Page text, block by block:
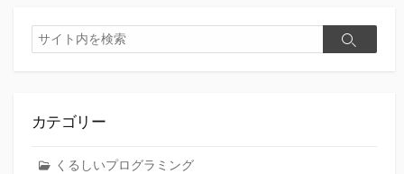
検
索
検
カテゴリー
くるしいプログラミング